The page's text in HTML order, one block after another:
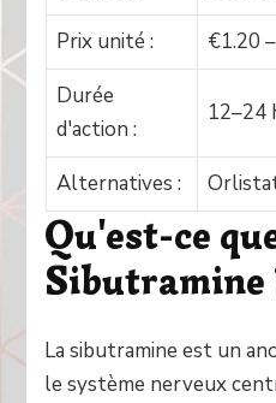
Prix unité :
€1.20
Durée
d'action :
12–24
Alternatives :
Qu'est-ce
Sibutramine
La sibutramine est un
le système nerveux